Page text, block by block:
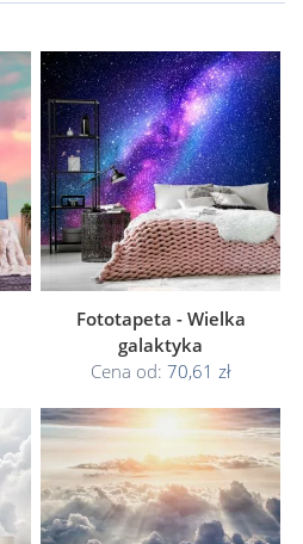
Fototapeta - Wielka
galaktyka
Cena od: 70,61 zł